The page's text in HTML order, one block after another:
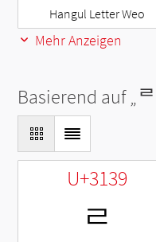
Hangul Letter Weo
Mehr Anzeigen
Basierend auf „ᄅ
U+3139
ㄹ